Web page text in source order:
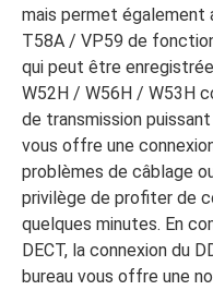
mais permet
T58A / VP59 de
qui peut être enregistrée
W52H / W56H / W53H
de transmission
vous offre une
problèmes de câblage
privilège de profiter de
quelques minutes. En
DECT, la connexion du
bureau vous offre une